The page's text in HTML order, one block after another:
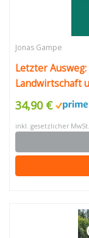
Jonas Gampe
Letzter
Landwirtschaft
Konzepte,
34,90 €
inkl. gesetzlicher MwSt.